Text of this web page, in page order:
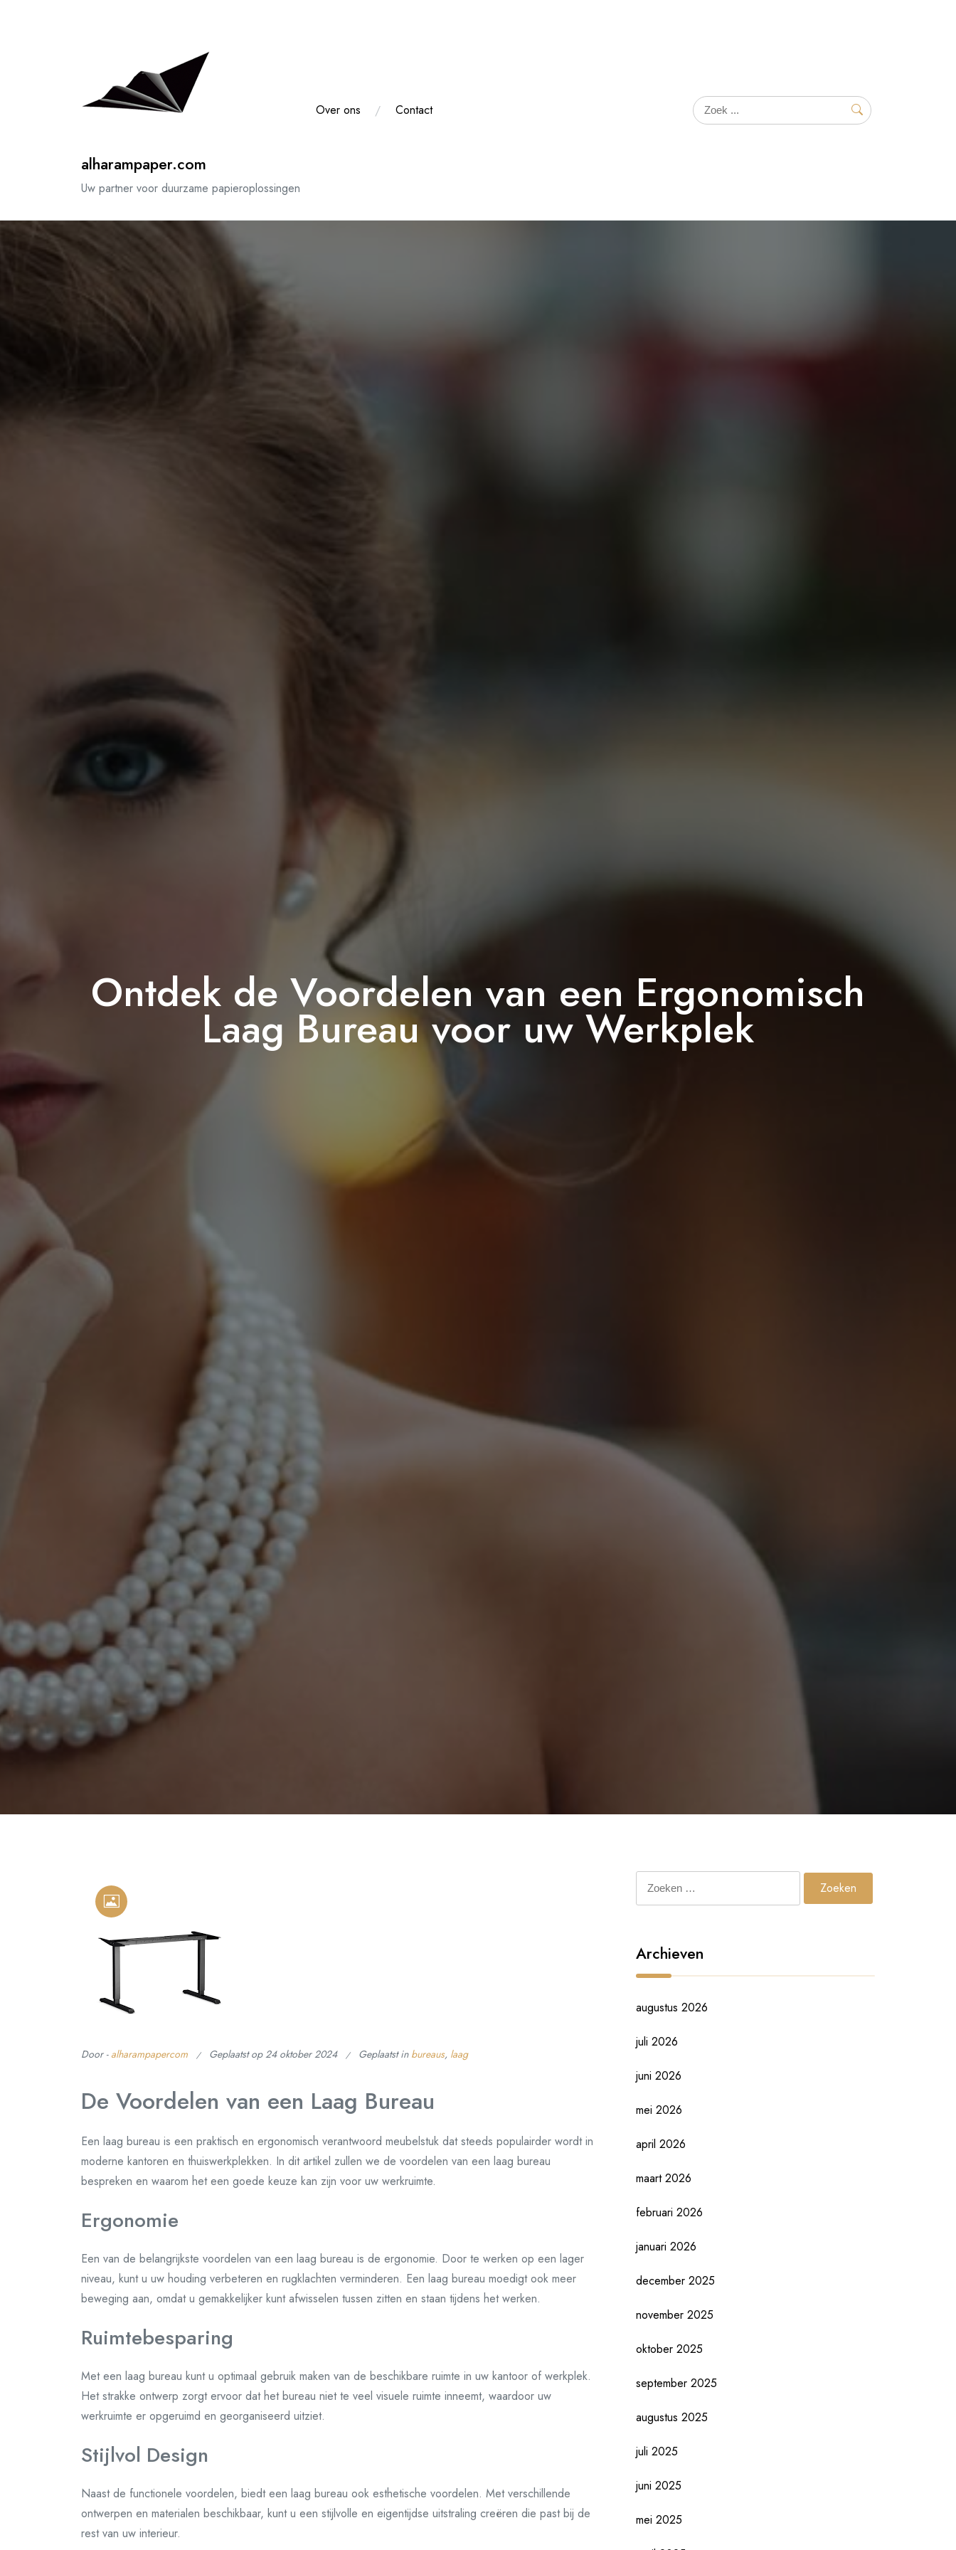
alharampaper.com
Uw partner voor duurzame papieroplossingen
Over ons Contact
Ontdek de Voordelen van een Ergonomisch
Laag Bureau voor uw Werkplek
Door - alharampapercom Geplaatst op24 oktober 2024 Geplaatst in bureaus, laag
De Voordelen van een Laag Bureau
Een laag bureau is een praktisch en ergonomisch verantwoord meubelstuk dat steeds populairder wordt in
moderne kantoren en thuiswerkplekken. In dit artikel zullen we de voordelen van een laag bureau
bespreken en waarom het een goede keuze kan zijn voor uw werkruimte.
Ergonomie
Een van de belangrijkste voordelen van een laag bureau is de ergonomie. Door te werken op een lager
niveau, kunt u uw houding verbeteren en rugklachten verminderen. Een laag bureau moedigt ook meer
beweging aan, omdat u gemakkelijker kunt afwisselen tussen zitten en staan tijdens het werken.
Ruimtebesparing
Met een laag bureau kunt u optimaal gebruik maken van de beschikbare ruimte in uw kantoor of werkplek.
Het strakke ontwerp zorgt ervoor dat het bureau niet te veel visuele ruimte inneemt, waardoor uw
werkruimte er opgeruimd en georganiseerd uitziet.
Stijlvol Design
Naast de functionele voordelen, biedt een laag bureau ook esthetische voordelen. Met verschillende
ontwerpen en materialen beschikbaar, kunt u een stijlvolle en eigentijdse uitstraling creëren die past bij de
rest van uw interieur.
Zoeken
naar:
Archieven
augustus 2026
juli 2026
juni 2026
mei 2026
april 2026
maart 2026
februari 2026
januari 2026
december 2025
november 2025
oktober 2025
september 2025
augustus 2025
juli 2025
juni 2025
mei 2025